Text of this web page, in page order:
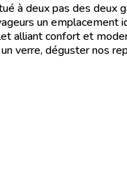
à deux pas des deux
un emplacement
alliant confort et
verre, déguster nos